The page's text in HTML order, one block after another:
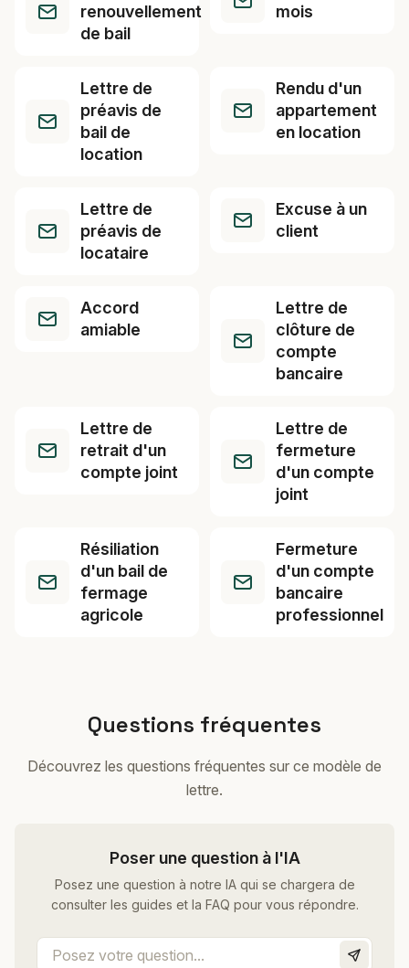
renouvellement
de bail
mois
Lettre de
préavis de
bail de
location
Rendu d'un
appartement
en location
Lettre de
préavis de
locataire
Excuse à un
client
Accord
amiable
Lettre de
clôture de
compte
bancaire
Lettre de
retrait d'un
compte joint
Lettre de
fermeture
d'un compte
joint
Résiliation
d'un bail de
fermage
agricole
Fermeture
d'un compte
bancaire
professionnel
Questions fréquentes
Découvrez les questions fréquentes sur ce modèle de
lettre.
Poser une question à l'IA
Posez une question à notre IA qui se chargera de
consulter les guides et la FAQ pour vous répondre.